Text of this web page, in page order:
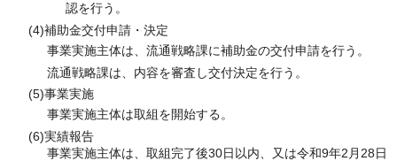
認を行う。
(4)補助金交付申請・決定
事業実施主体は、流通戦略課に補助金の交付申請を行う。
流通戦略課は、内容を審査し交付決定を行う。
(5)事業実施
事業実施主体は取組を開始する。
(6)実績報告
事業実施主体は、取組完了後30日以内、又は令和9年2月28日